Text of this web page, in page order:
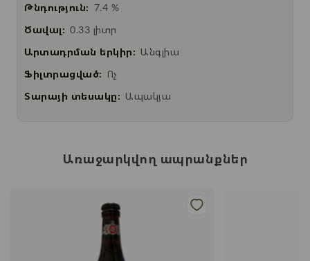
Թնդություն: 7.4 %
Ծավալ: 0.33 լիտր
Արտադրման երկիր: Անգլիա
Ֆիլտրացված: Ոչ
Տարայի տեսակը: Ապակյա
Առաջարկվող ապրանքներ